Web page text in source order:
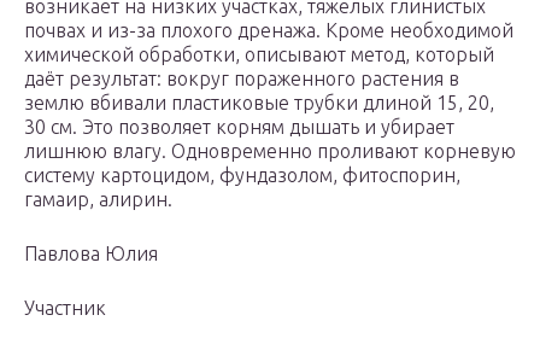
возникает на низких участках, тяжелых глинистых
почвах и из-за плохого дренажа. Кроме необходимой
химической обработки, описывают метод, который
даёт результат: вокруг пораженного растения в
землю вбивали пластиковые трубки длиной 15, 20,
30 см. Это позволяет корням дышать и убирает
лишнюю влагу. Одновременно проливают корневую
систему картоцидом, фундазолом, фитоспорин,
гамаир, алирин.
Павлова Юлия
Участник